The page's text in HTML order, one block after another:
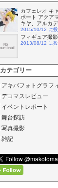
カフェレオ キ
ポート アクア
キヤ、アルカ
2015/10/12 に
フィギュア撮
2013/08/12 に
カテゴリー
アキバフォトグラフ
デコマスレビュー
イベントレポート
舞台探訪
写真撮影
雑記